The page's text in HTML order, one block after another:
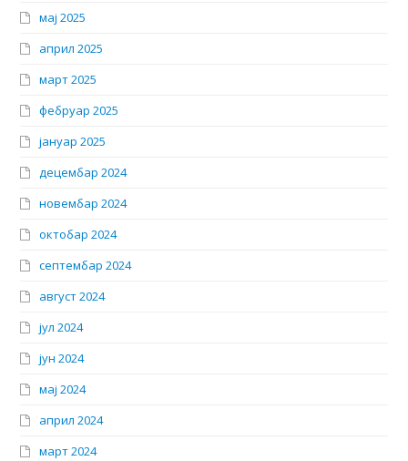
мај 2025
април 2025
март 2025
фебруар 2025
јануар 2025
децембар 2024
новембар 2024
октобар 2024
септембар 2024
август 2024
јул 2024
јун 2024
мај 2024
април 2024
март 2024